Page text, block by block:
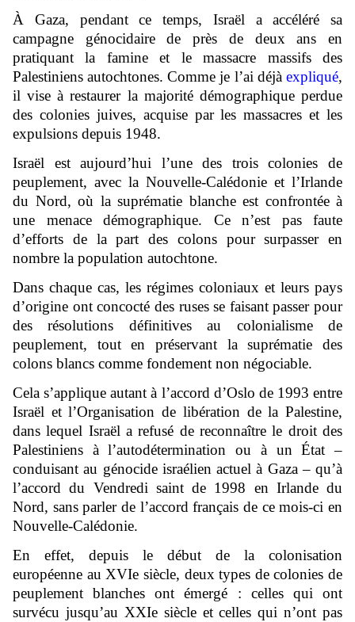
À Gaza, pendant ce temps, Israël a accéléré sa
campagne génocidaire de près de deux ans en
pratiquant la famine et le massacre massifs des
Palestiniens autochtones. Comme je l’ai déjà expliqué,
il vise à restaurer la majorité démographique perdue
des colonies juives, acquise par les massacres et les
expulsions depuis 1948.
Israël est aujourd’hui l’une des trois colonies de
peuplement, avec la Nouvelle-Calédonie et l’Irlande
du Nord, où la suprématie blanche est confrontée à
une menace démographique. Ce n’est pas faute
d’efforts de la part des colons pour surpasser en
nombre la population autochtone.
Dans chaque cas, les régimes coloniaux et leurs pays
d’origine ont concocté des ruses se faisant passer pour
des résolutions définitives au colonialisme de
peuplement, tout en préservant la suprématie des
colons blancs comme fondement non négociable.
Cela s’applique autant à l’accord d’Oslo de 1993 entre
Israël et l’Organisation de libération de la Palestine,
dans lequel Israël a refusé de reconnaître le droit des
Palestiniens à l’autodétermination ou à un État –
conduisant au génocide israélien actuel à Gaza – qu’à
l’accord du Vendredi saint de 1998 en Irlande du
Nord, sans parler de l’accord français de ce mois-ci en
Nouvelle-Calédonie.
En effet, depuis le début de la colonisation
européenne au XVIe siècle, deux types de colonies de
peuplement blanches ont émergé : celles qui ont
survécu jusqu’au XXIe siècle et celles qui n’ont pas